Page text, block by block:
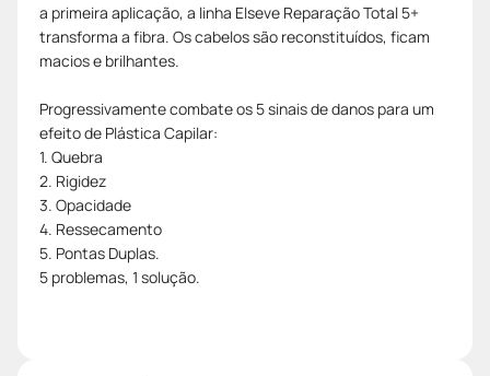
a primeira aplicação, a linha Elseve Reparação Total 5+
transforma a fibra. Os cabelos são reconstituídos, ficam
macios e brilhantes.
Progressivamente combate os 5 sinais de danos para um
efeito de Plástica Capilar:
1. Quebra
2. Rigidez
3. Opacidade
4. Ressecamento
5. Pontas Duplas.
5 problemas, 1 solução.